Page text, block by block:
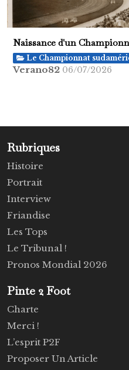
Naissance d'un
Le Championnat
Verano82 06/07/2026
Rubriques
Histoire
Portrait
Interview
Friandise
Les Tops
Le Tribunal !
Pronos Mondial 2026
Pinte 2 Foot
Charte
Merci !
L’esprit P2F
Proposer Un Article